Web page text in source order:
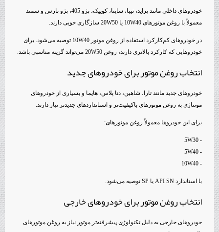
خودروهای داخلی مانند پراید، تیبا، ساینا، کوییک، پژو 405، پژو پارس و سمند
معمولاً با روغن موتورهای 10W40 یا 20W50 سازگاری خوبی دارند.
در خودروهای کم‌کارکرد استفاده از روغن موتور 10W40 توصیه می‌شود. برای
خودروهایی که کارکرد بالاتری دارند، روغن 20W50 می‌تواند گزینه مناسبی باشد.
انتخاب روغن موتور برای خودروهای جدید
خودروهای جدید مانند تارا، شاهین، دنا پلاس، هایما و بسیاری از خودروهای
مونتاژی به روغن موتورهای باکیفیت‌تر و استانداردهای جدیدتر نیاز دارند.
برای این خودروها معمولاً روغن موتورهای:
- 5W30
- 5W40
- 10W40
با استاندارد API SN یا SP توصیه می‌شود.
انتخاب روغن موتور برای خودروهای خارجی
خودروهای خارجی به دلیل تکنولوژی پیشرفته‌تر موتور نیاز به روغن موتورهای